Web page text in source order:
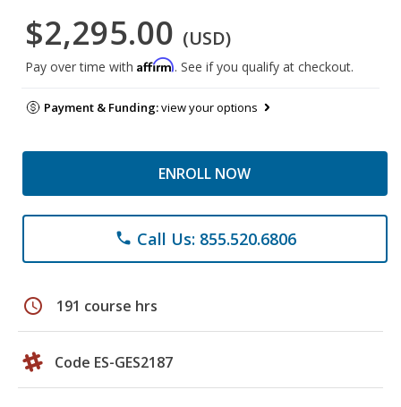
$2,295.00 (USD)
Pay over time with Affirm. See if you qualify at checkout.
Payment & Funding:view your options
ENROLL NOW
phone Call Us: 855.520.6806
schedule 191 course hrs
Code ES-GES2187